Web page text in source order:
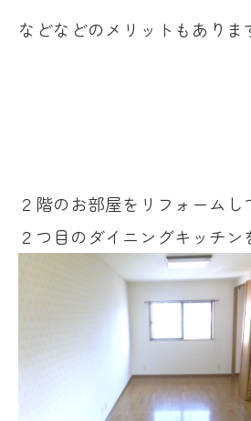
などなどのメリットもありま
２階のお部屋をリフォームし
２つ目のダイニングキッチン